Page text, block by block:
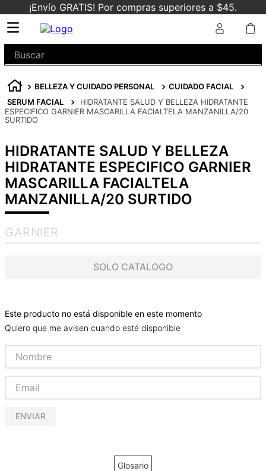
¡Envío GRATIS! Por compras superiores a $45.
Buscar
BELLEZA Y CUIDADO PERSONAL
CUIDADO FACIAL
SERUM FACIAL
HIDRATANTE SALUD Y BELLEZA HIDRATANTE
ESPECIFICO GARNIER MASCARILLA FACIALTELA MANZANILLA/20
SURTIDO
HIDRATANTE SALUD Y BELLEZA
HIDRATANTE ESPECIFICO GARNIER
MASCARILLA FACIALTELA
MANZANILLA/20 SURTIDO
GARNIER
SOLO CATALOGO
Este producto no está disponible en este momento
Quiero que me avisen cuando esté disponible
ENVIAR
Glosario